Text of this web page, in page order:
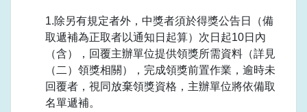
1.除另有規定者外，中獎者須於得獎公告日（備
取遞補為正取者以通知日起算）次日起10日內
（含），回覆主辦單位提供領獎所需資料（詳見
（二）領獎相關），完成領獎前置作業，逾時未
回覆者，視同放棄領獎資格，主辦單位將依備取
名單遞補。